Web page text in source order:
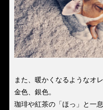
また、暖かくなるようなオ
金色、銀色。
珈琲や紅茶の「ほっ」と一